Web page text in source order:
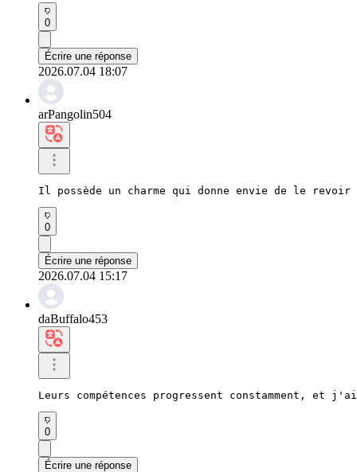
0
Écrire une réponse
2026.07.04 18:07
arPangolin504
Il possède un charme qui donne envie de le
0
Écrire une réponse
2026.07.04 15:17
daBuffalo453
Leurs compétences progressent constamment,
0
Écrire une réponse